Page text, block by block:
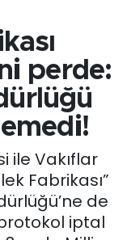
perde:
ile Vakıflar
Fabrikası”
de
protokol iptal
Fikstür